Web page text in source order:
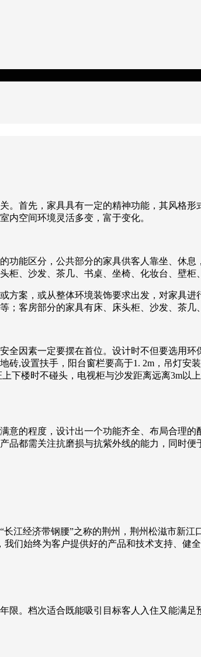
首先，家具具有一定的精神功能，其风格
内空间环境灵活多变，富于变化。
能区分，公共部分的家具供客人靠坐、休
、沙发、茶几、书桌、坐椅、化妆台、壁柜
案，或从整体环境装饰要求出发，对家具
客房部分的家具有床、床头柜、沙发、茶几
因素一定要摆在首位。设计时不但要选用
,设置扶手，阳台窗栏要高于1. 2m，吊灯安
下楼时不碰头，电视柜与沙发距离远离3m以
意的程度，设计出一个功能齐全、布局合理
都需关注抗磨损与抗紫外线的能力，同时
经济带钢腰”之称的荆州，荆州松滋市新江
们始终为客户提供好的产品和技术支持、健
。档次适合既能吸引目标客人入住又能满